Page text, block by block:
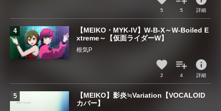
5 5 詳細
【MEIKO・MYK-IV】W-B-X～W-Boiled E
xtreme～【仮面ライダーW】
根気P
2 4
info
詳細
【MEIKO】影炎≒Variation【VOCALOID
カバー】